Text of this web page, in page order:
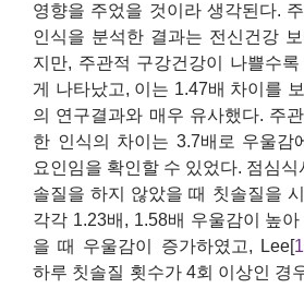
영향을 주었을 것이라 생각된다.
인식을 분석한 결과는 전신건강
지만, 주관적 구강건강이 나쁠수
게 나타났고, 이는 1.47배 차이를
의 연구결과와 매우 유사했다. 주
한 인식의 차이는 3.7배로 우울감
요인임을 확인할 수 있었다. 점심
솔질을 하지 않았을 때 칫솔질을
각각 1.23배, 1.58배 우울감이 높
을 때 우울감이 증가하였고, Lee[
하루 칫솔질 횟수가 4회 이상인 경